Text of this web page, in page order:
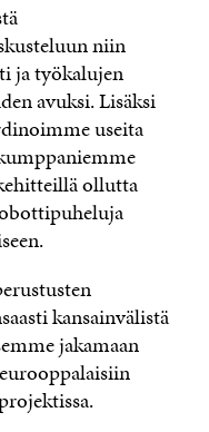
niin
ja työkalujen
avuksi. Lisäksi
useita
ollutta
kansainvälistä
jakamaan